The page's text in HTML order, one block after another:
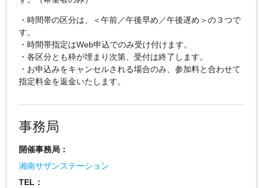
・時間帯の区分は、＜午前／午後早め／午後遅め＞の３つで
す。
・時間帯指定はWeb申込でのみ受け付けます。
・各区分とも枠が埋まり次第、受付は終了します。
・お申込みをキャンセルされる場合のみ、参加料と合わせて
指定料金を返金いたします。
事務局
開催事務局：
湘南サザンステーション
TEL：